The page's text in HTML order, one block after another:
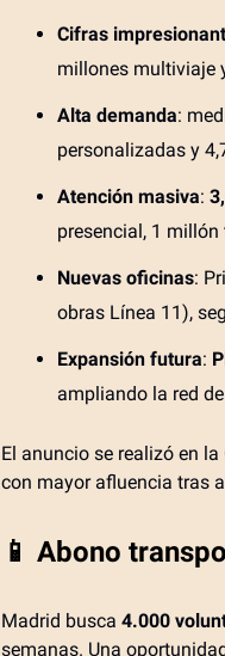
Cifras
millones multiviaje
Alta demanda:
personalizadas y
Atención masiva:
presencial, 1
Nuevas oficinas:
obras Línea 11),
Expansión futura:
ampliando la red
El anuncio se realizó en
con mayor afluencia tras
📱 Abono
Madrid busca 4.000
semanas. Una